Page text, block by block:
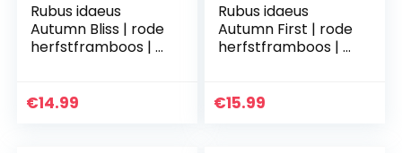
Rubus idaeus
Autumn Bliss | rode
herfstframboos | Ø
€14.99
Rubus idaeus
Autumn First | rode
herfstframboos | Ø
€15.99